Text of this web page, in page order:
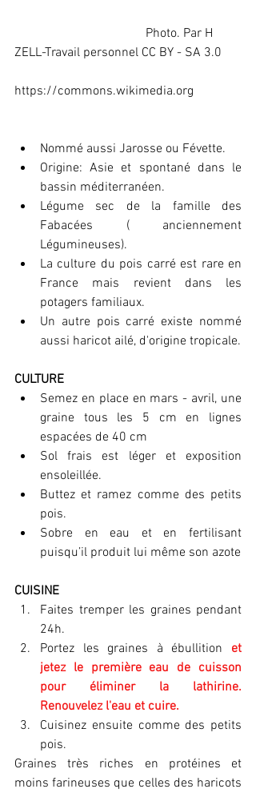
ZELL-Travail personnel CC BY - SA 3.0
https://commons.wikimedia.org
Nommé aussi Jarosse ou Févette.
Origine: Asie et spontané dans le
bassin méditerranéen.
Légume sec de la famille des
Fabacées ( anciennement
Légumineuses).
La culture du pois carré est rare en
France mais revient dans les
potagers familiaux.
Un autre pois carré existe nommé
aussi haricot ailé, d'origine tropicale.
CULTURE
Semez en place en mars - avril, une
graine tous les 5 cm en lignes
espacées de 40 cm
Sol frais est léger et exposition
ensoleillée.
Buttez et ramez comme des petits
pois.
Sobre en eau et en fertilisant
puisqu’il produit lui même son azote
CUISINE
Faites tremper les graines pendant
24h.
Portez les graines à ébullition et
jetez le première eau de cuisson
pour éliminer la lathirine.
Renouvelez l'eau et cuire.
Cuisinez ensuite comme des petits
pois.
Graines très riches en protéines et
moins farineuses que celles des haricots